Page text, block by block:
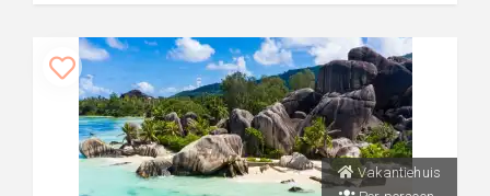
Vakantiehuis